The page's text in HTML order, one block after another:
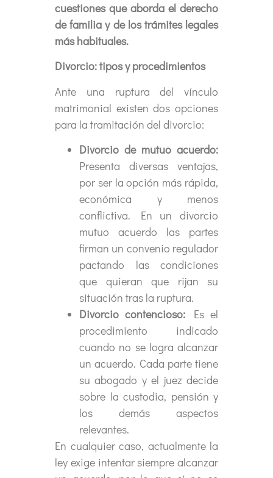
cuestiones que aborda el derecho
de familia y de los trámites legales
más habituales.
Divorcio: tipos y procedimientos
Ante una ruptura del vínculo
matrimonial existen dos opciones
para la tramitación del divorcio:
Divorcio de mutuo acuerdo:
Presenta diversas ventajas,
por ser la opción más rápida,
económica y menos
conflictiva. En un divorcio
mutuo acuerdo las partes
firman un convenio regulador
pactando las condiciones
que quieran que rijan su
situación tras la ruptura.
Divorcio contencioso: Es el
procedimiento indicado
cuando no se logra alcanzar
un acuerdo. Cada parte tiene
su abogado y el juez decide
sobre la custodia, pensión y
los demás aspectos
relevantes.
En cualquier caso, actualmente la
ley exige intentar siempre alcanzar